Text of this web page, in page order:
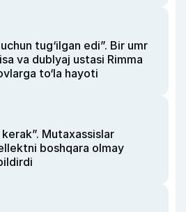
tug‘ilgan edi”. Bir umr
va dublyaj ustasi Rimma
to‘la hayoti
Mutaxassislar
boshqara olmay